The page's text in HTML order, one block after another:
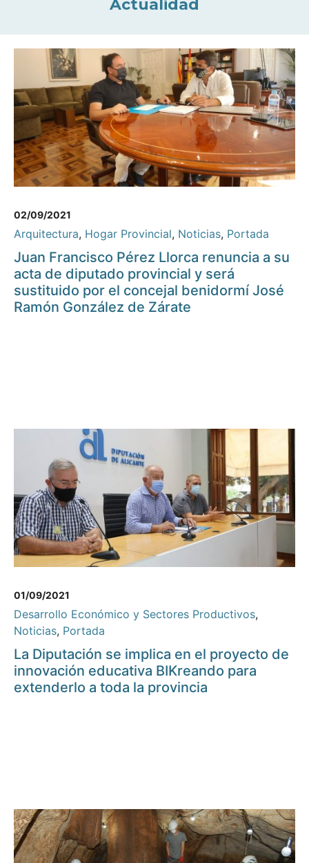
Actualidad
02/09/2021
Arquitectura, Hogar Provincial, Noticias, Portada
Juan Francisco Pérez Llorca renuncia a su
acta de diputado provincial y será
sustituido por el concejal benidormí José
Ramón González de Zárate
01/09/2021
Desarrollo Económico y Sectores Productivos,
Noticias, Portada
La Diputación se implica en el proyecto de
innovación educativa BIKreando para
extenderlo a toda la provincia